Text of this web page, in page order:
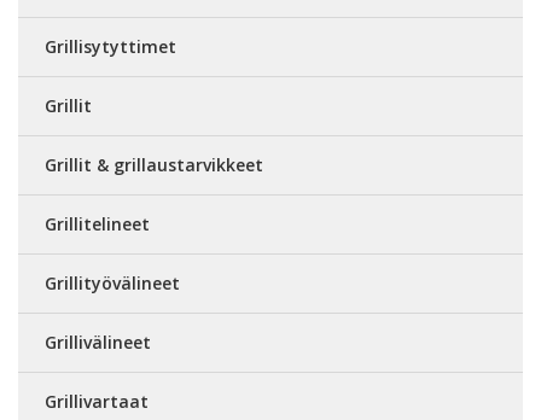
Grillisytyttimet
Grillit
Grillit & grillaustarvikkeet
Grillitelineet
Grillityövälineet
Grillivälineet
Grillivartaat